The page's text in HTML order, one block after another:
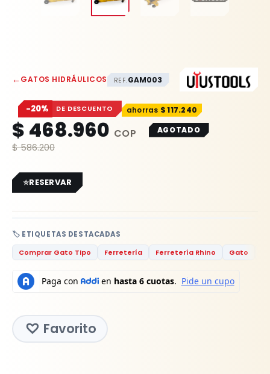
←GATOS HIDRÁULICOS REF.GAM003
−20% DE DESCUENTO $117.240
$586.200
$ 468.960 AGOTADO
🏷️ ETIQUETAS DESTACADAS
Comprar Gato Tipo
Ferretería Ferretería Rhino Gato
RESERVAR
Favorito